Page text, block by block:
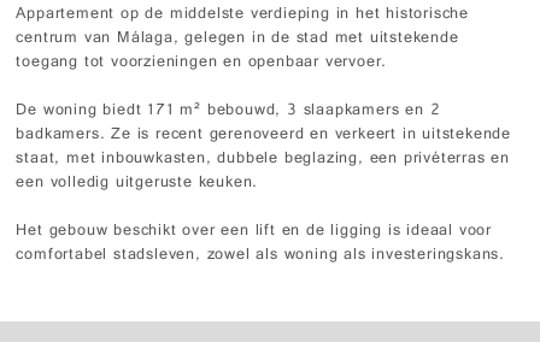
Appartement op de middelste verdieping in het historische
centrum van Málaga, gelegen in de stad met uitstekende
toegang tot voorzieningen en openbaar vervoer.
De woning biedt 171 m² bebouwd, 3 slaapkamers en 2
badkamers. Ze is recent gerenoveerd en verkeert in uitstekende
staat, met inbouwkasten, dubbele beglazing, een privéterras en
een volledig uitgeruste keuken.
Het gebouw beschikt over een lift en de ligging is ideaal voor
comfortabel stadsleven, zowel als woning als investeringskans.